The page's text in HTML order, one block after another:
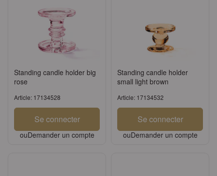
Standing candle holder big
rose
Article: 17134528
Se connecter
ouDemander un compte
Standing candle holder
small light brown
Article: 17134532
Se connecter
ouDemander un compte